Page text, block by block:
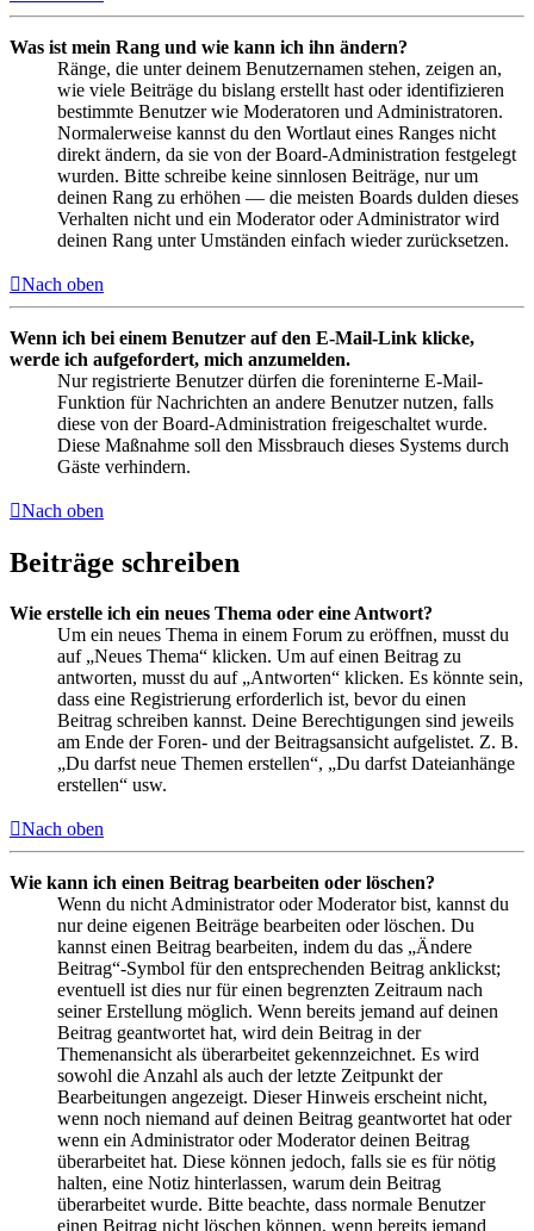
Was ist mein Rang und wie kann ich ihn ändern?
Ränge, die unter deinem Benutzernamen stehen, zeigen an,
wie viele Beiträge du bislang erstellt hast oder identifizieren
bestimmte Benutzer wie Moderatoren und Administratoren.
Normalerweise kannst du den Wortlaut eines Ranges nicht
direkt ändern, da sie von der Board-Administration festgelegt
wurden. Bitte schreibe keine sinnlosen Beiträge, nur um
deinen Rang zu erhöhen — die meisten Boards dulden dieses
Verhalten nicht und ein Moderator oder Administrator wird
deinen Rang unter Umständen einfach wieder zurücksetzen.
Nach oben
Wenn ich bei einem Benutzer auf den E-Mail-Link klicke,
werde ich aufgefordert, mich anzumelden.
Nur registrierte Benutzer dürfen die foreninterne E-Mail-
Funktion für Nachrichten an andere Benutzer nutzen, falls
diese von der Board-Administration freigeschaltet wurde.
Diese Maßnahme soll den Missbrauch dieses Systems durch
Gäste verhindern.
Nach oben
Beiträge schreiben
Wie erstelle ich ein neues Thema oder eine Antwort?
Um ein neues Thema in einem Forum zu eröffnen, musst du
auf „Neues Thema“ klicken. Um auf einen Beitrag zu
antworten, musst du auf „Antworten“ klicken. Es könnte sein,
dass eine Registrierung erforderlich ist, bevor du einen
Beitrag schreiben kannst. Deine Berechtigungen sind jeweils
am Ende der Foren- und der Beitragsansicht aufgelistet. Z. B.
„Du darfst neue Themen erstellen“, „Du darfst Dateianhänge
erstellen“ usw.
Nach oben
Wie kann ich einen Beitrag bearbeiten oder löschen?
Wenn du nicht Administrator oder Moderator bist, kannst du
nur deine eigenen Beiträge bearbeiten oder löschen. Du
kannst einen Beitrag bearbeiten, indem du das „Ändere
Beitrag“-Symbol für den entsprechenden Beitrag anklickst;
eventuell ist dies nur für einen begrenzten Zeitraum nach
seiner Erstellung möglich. Wenn bereits jemand auf deinen
Beitrag geantwortet hat, wird dein Beitrag in der
Themenansicht als überarbeitet gekennzeichnet. Es wird
sowohl die Anzahl als auch der letzte Zeitpunkt der
Bearbeitungen angezeigt. Dieser Hinweis erscheint nicht,
wenn noch niemand auf deinen Beitrag geantwortet hat oder
wenn ein Administrator oder Moderator deinen Beitrag
überarbeitet hat. Diese können jedoch, falls sie es für nötig
halten, eine Notiz hinterlassen, warum dein Beitrag
überarbeitet wurde. Bitte beachte, dass normale Benutzer
einen Beitrag nicht löschen können, wenn bereits jemand